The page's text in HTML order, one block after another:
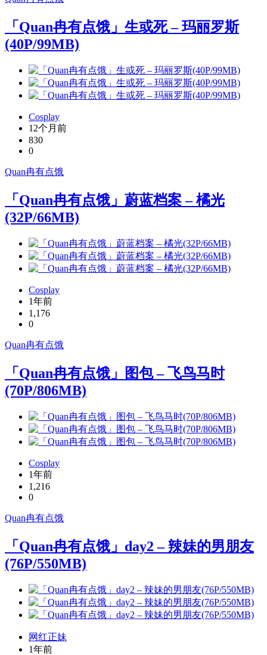
「Quan冉有点饿」生或死 – 玛丽罗斯
(40P/99MB)
Cosplay
12个月前
830
0
Quan冉有点饿
「Quan冉有点饿」蔚蓝档案 – 橘光
(32P/66MB)
Cosplay
1年前
1,176
0
Quan冉有点饿
「Quan冉有点饿」图包 – 飞鸟马时
(70P/806MB)
Cosplay
1年前
1,216
0
Quan冉有点饿
「Quan冉有点饿」day2 – 辣妹的男朋友
(76P/550MB)
网红正妹
1年前